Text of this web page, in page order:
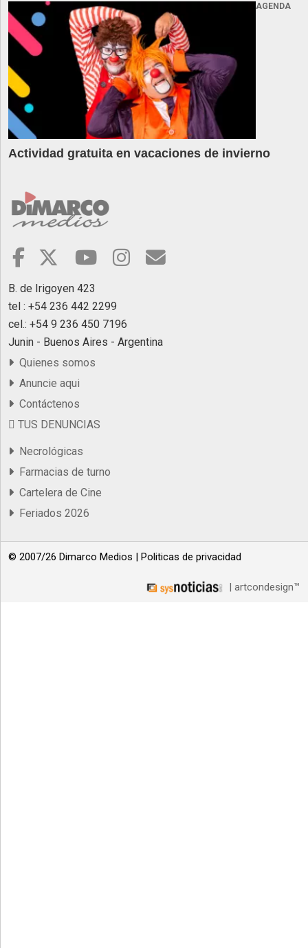
AGENDA
Actividad gratuita en vacaciones de invierno
B. de Irigoyen 423
tel : +54 236 442 2299
cel.: +54 9 236 450 7196
Junin - Buenos Aires - Argentina
Quienes somos
Anuncie aqui
Contáctenos
TUS DENUNCIAS
Necrológicas
Farmacias de turno
Cartelera de Cine
Feriados 2026
© 2007/26 Dimarco Medios | Politicas de privacidad
| artcondesign™